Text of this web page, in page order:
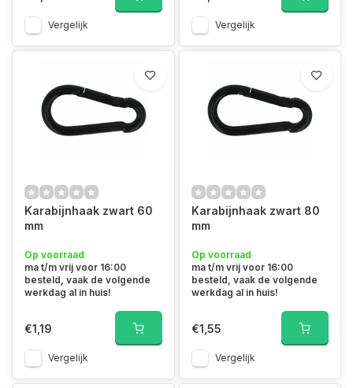
Vergelijk Vergelijk
Karabijnhaak zwart 60
mm
Op voorraad
ma t/m vrij voor 16:00
besteld, vaak de volgende
werkdag al in huis!
€1,19
Vergelijk
Karabijnhaak zwart 80
mm
Op voorraad
ma t/m vrij voor 16:00
besteld, vaak de volgende
werkdag al in huis!
€1,55
Vergelijk